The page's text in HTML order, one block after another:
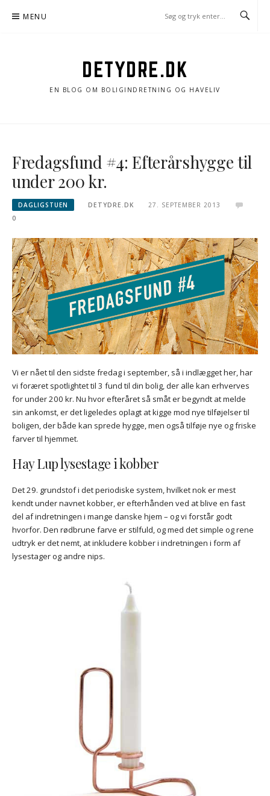
MENU
DETYDRE.DK
EN BLOG OM BOLIGINDRETNING OG HAVELIV
Fredagsfund #4: Efterårshygge til
under 200 kr.
DAGLIGSTUEN DETYDRE.DK
27. SEPTEMBER 2013
0
Vi er nået til den sidste fredag i september, så i indlægget her, har
vi foræret spotlightet til 3 fund til din bolig, der alle kan erhverves
for under 200 kr. Nu hvor efteråret så småt er begyndt at melde
sin ankomst, er det ligeledes oplagt at kigge mod nye tilføjelser til
boligen, der både kan sprede hygge, men også tilføje nye og friske
farver til hjemmet.
Hay Lup lysestage i kobber
Det 29. grundstof i det periodiske system, hvilket nok er mest
kendt under navnet kobber, er efterhånden ved at blive en fast
del af indretningen i mange danske hjem – og vi forstår godt
hvorfor. Den rødbrune farve er stilfuld, og med det simple og rene
udtryk er det nemt, at inkludere kobber i indretningen i form af
lysestager og andre nips.